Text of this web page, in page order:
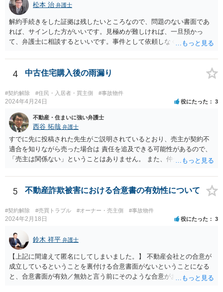
松本 治 弁護士
解約手続きをした証拠は残したいところなので、問題のない書面であ
れば、サインした方がいいです。見極めが難しければ、一旦預かっ
て、弁護士に相談するといいです。事件として依頼しなくても、それ
4 中古住宅購入後の雨漏り
#契約解除 #住民・入居者・買主側 #事故物件
2024年4月24日 役にたった 3
不動産・住まいに強い弁護士
西谷 拓哉 弁護士
すでに先に投稿された先生がご説明されているとおり、売主が契約不
適合を知りながら売った場合は 責任を追及できる可能性があるので、
「売主は関係ない」ということはありません。 また、仲介業者も、当
になれば、買主に対して善管注意義務違反を負う可能性はあります。
契約不適合の責任追及は、専門性の高い分野ですので、個人での対応
の法律事務所に資料を持参して直接ご相談された方がよいです。
5 不動産詐欺被害における合意書の有効性について
#契約解除 #売買トラブル #オーナー・売主側 #事故物件
2024年2月18日 役にたった 3
鈴木 祥平 弁護士
【上記に間違えて匿名にしてしまいました。】 不動産会社との合意が
成立しているということを裏付ける合意書面がないということになる
と、合意書面が有効／無効と言う前にそのような合意がお互いになさ